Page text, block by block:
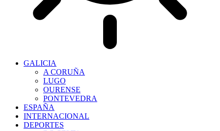
GALICIA
A CORUÑA
LUGO
OURENSE
PONTEVEDRA
ESPAÑA
INTERNACIONAL
DEPORTES